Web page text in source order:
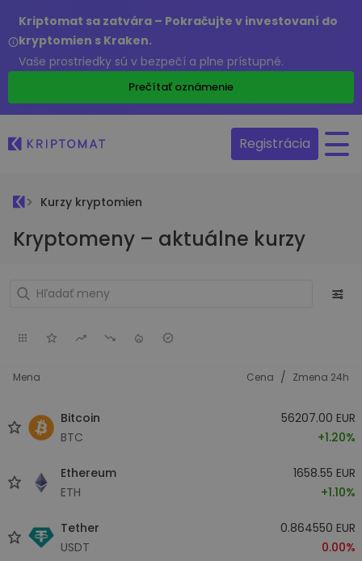
Kriptomat sa zatvára – Pokračujte v investovaní do
kryptomien s Kraken.
Vaše prostriedky sú v bezpečí a plne prístupné.
Prečítať oznámenie
Registrácia
Kurzy kryptomien
Kryptomeny – aktuálne kurzy
Mena Cena / Zmena 24h
Bitcoin
BTC
56207.00 EUR
+1.20%
Ethereum
ETH
1658.55 EUR
+1.10%
Tether
USDT
0.864550 EUR
0.00%